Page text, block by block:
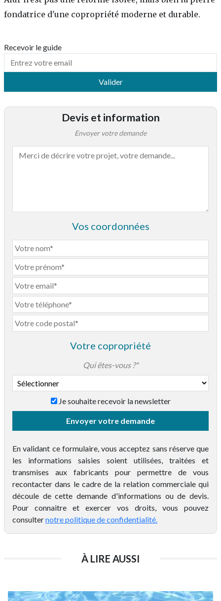
fondatrice d'une copropriété moderne et durable.
Recevoir le guide
Valider
Devis et information
Envoyer votre demande
Vos coordonnées
Votre copropriété
Qui êtes-vous ?*
Taille de la copropriété*
Je souhaite recevoir la newsletter
Envoyer votre demande
En validant ce formulaire, vous acceptez sans réserve que
les informations saisies soient utilisées, traitées et
transmises aux fabricants pour permettre de vous
recontacter dans le cadre de la relation commerciale qui
découle de cette demande d'informations ou de devis.
Pour connaitre et exercer vos droits, vous pouvez
consulternotre politique de confidentialité.
À LIRE AUSSI